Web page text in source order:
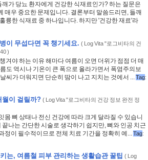
가 당뇨 환자에게 건강한 식재료인가? 하는 질문은
매우 중요한 문제입니다. 결론부터 말씀드리면, 들깨
륭한 식재료 중 하나입니다. 하지만 '건강한 재료'라
이 무섭다면 꼭 챙기세요. ( Log Vita "로그비타의 건
)
겨야 하는 이유 해마다 여름이 오면 더위가 점점 더 매
도 역시나 기온이 큰 폭으로 올라가면서 폭염주의보
씨가 더워지면 단순히 땀이 나고 지치는 것에서 ...Tag:
월이 걸릴까? ( Log Vita "로그비타의 건강 정보 완전 정
몸 뼈 상태나 전신 건강에 따라 크게 달라질 수 있습니
끝나는 간단한 시술로 생각하기 쉽지만, 뼈와 인공 치근
정이 필수적이므로 전체 치료 기간을 정확히 예...Tag:
는, 여름철 피부 관리하는 생활습관 꿀팁 ( Log